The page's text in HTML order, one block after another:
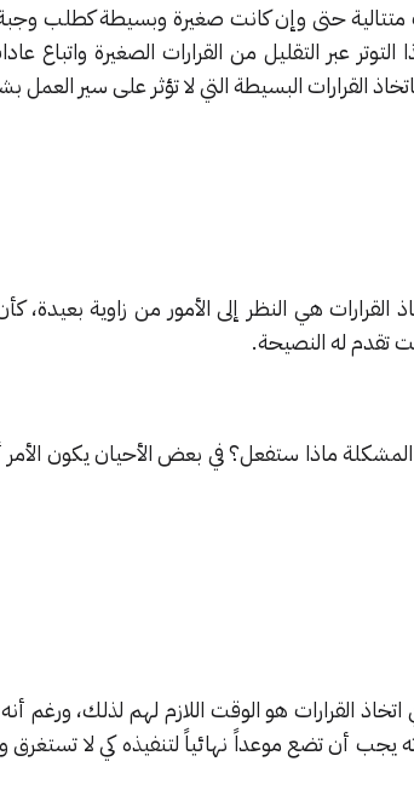
متتالية حتى وإن كانت صغيرة وبسيطة كطلب
عبر التقليل من القرارات الصغيرة واتباع
القرارات البسيطة التي لا تؤثر على سير العمل
هي النظر إلى الأمور من زاوية بعيدة،
تقدم له النصيحة.
ماذا ستفعل؟ في بعض الأحيان يكون الأمر
اتخاذ القرارات هو الوقت اللازم لهم لذلك، ورغم
يجب أن تضع موعداً نهائياً لتنفيذه كي لا تستغرق